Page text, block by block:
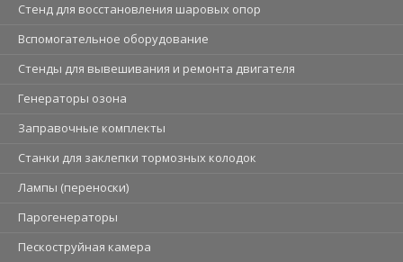
Стенд для восстановления шаровых опор
Вспомогательное оборудование
Стенды для вывешивания и ремонта двигателя
Генераторы озона
Заправочные комплекты
Станки для заклепки тормозных колодок
Лампы (переноски)
Парогенераторы
Пескоструйная камера